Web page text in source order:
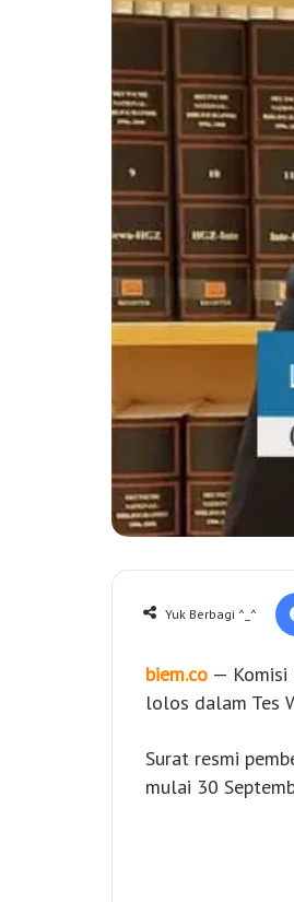
Yuk Berbagi ^_^
biem.co — Komisi
lolos dalam Tes
Surat resmi
mulai 30